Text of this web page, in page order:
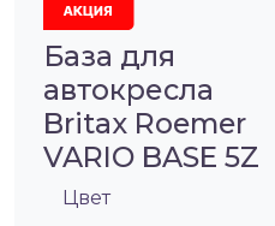
База для
автокресла
Britax Roemer
VARIO BASE 5Z
Цвет